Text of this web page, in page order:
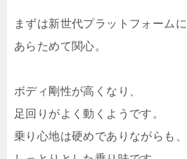
まずは新世代プラットフォームに
あらためて関心。
ボディ剛性が高くなり、
足回りがよく動くようです。
乗り心地は硬めでありながらも、